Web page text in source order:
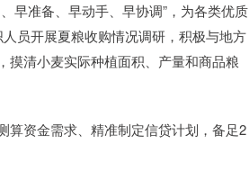
准备、早动手、早协调”，为各类优质
员开展夏粮收购情况调研，积极与地方
摸清小麦实际种植面积、产量和商品粮
资金需求、精准制定信贷计划，备足2